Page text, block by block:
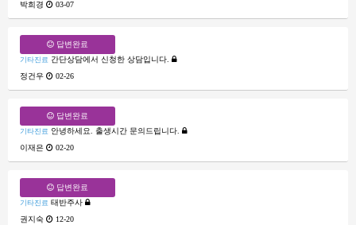
박희경
03-07
답변완료
기타진료 간단상담에서 신청한 상담입니다.
정건우
02-26
답변완료
기타진료 안녕하세요. 출생시간 문의드립니다.
이재은
02-20
답변완료
기타진료 태반주사
권지숙
12-20